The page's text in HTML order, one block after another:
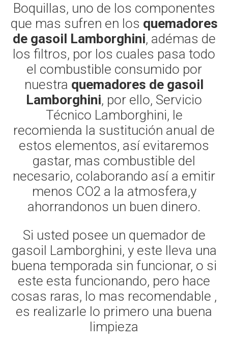
Boquillas, uno de los componentes
que mas sufren en los quemadores
de gasoil Lamborghini, adémas de
los filtros, por los cuales pasa todo
el combustible consumido por
nuestra quemadores de gasoil
Lamborghini, por ello, Servicio
Técnico Lamborghini, le
recomienda la sustitución anual de
estos elementos, así evitaremos
gastar, mas combustible del
necesario, colaborando así a emitir
menos CO2 a la atmosfera,y
ahorrandonos un buen dinero.
Si usted posee un quemador de
gasoil Lamborghini, y este lleva una
buena temporada sin funcionar, o si
este esta funcionando, pero hace
cosas raras, lo mas recomendable ,
es realizarle lo primero una buena
limpieza